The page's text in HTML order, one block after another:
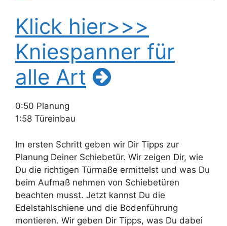
Klick hier>>>
Kniespanner für
alle Art
0:50 Planung
1:58 Türeinbau
Im ersten Schritt geben wir Dir Tipps zur
Planung Deiner Schiebetür. Wir zeigen Dir, wie
Du die richtigen Türmaße ermittelst und was Du
beim Aufmaß nehmen von Schiebetüren
beachten musst. Jetzt kannst Du die
Edelstahlschiene und die Bodenführung
montieren. Wir geben Dir Tipps, was Du dabei